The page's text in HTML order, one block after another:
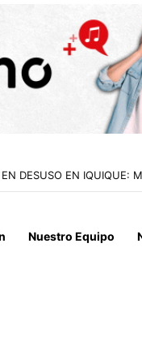
LA MUERTE, SINO
Nuestro Equipo